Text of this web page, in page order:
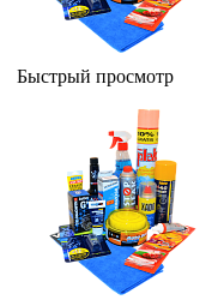
Быстрый просмотр